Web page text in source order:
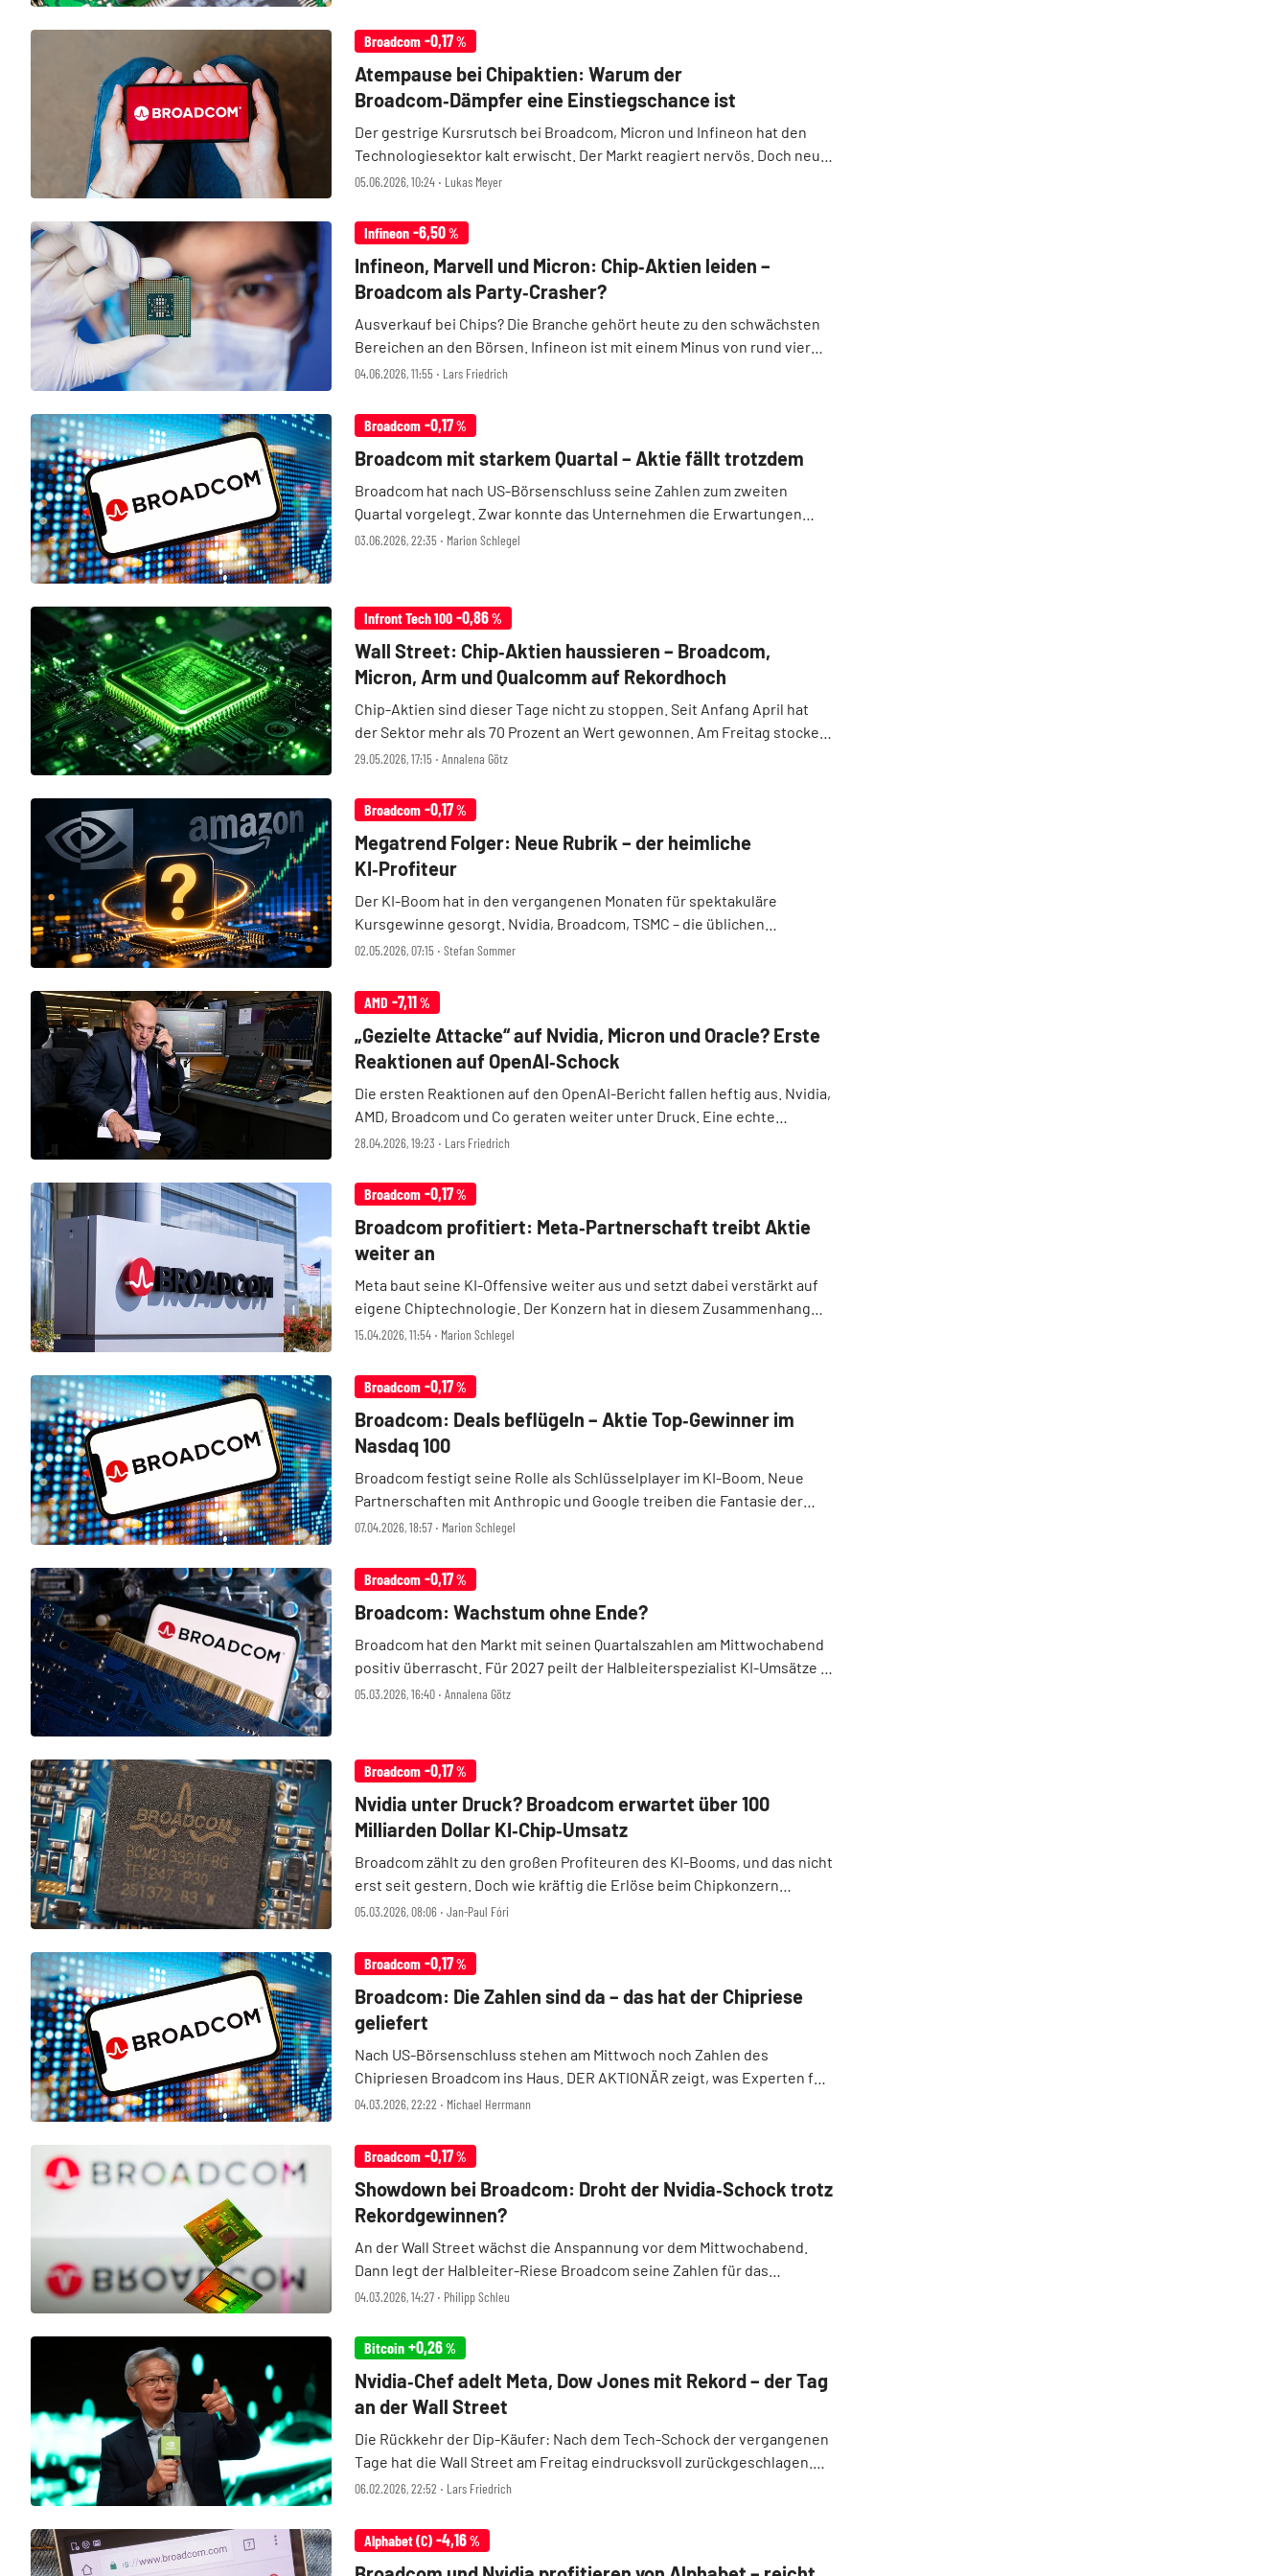
Broadcom -0,17%
05.06.2026, 10:24 ‧ Lukas Meyer
Atempause bei Chipaktien: Warum der
Broadcom‑Dämpfer eine Einstiegschance ist
Der gestrige Kursrutsch bei Broadcom, Micron und Infineon hat den
Technologiesektor kalt erwischt. Der Markt reagiert nervös. Doch neue
Daten des Branchenverbands SEMI zeigen das Gegenteil einer Krise.
Infineon -6,50%
04.06.2026, 11:55 ‧ Lars Friedrich
Infineon, Marvell und Micron: Chip‑Aktien leiden –
Broadcom als Party‑Crasher?
Ausverkauf bei Chips? Die Branche gehört heute zu den schwächsten
Bereichen an den Börsen. Infineon ist mit einem Minus von rund vier
Prozent bislang der DAX-Verlierer des Tages. ASML gerät ebenfalls
Broadcom -0,17%
03.06.2026, 22:35 ‧ Marion Schlegel
Broadcom mit starkem Quartal – Aktie fällt trotzdem
Broadcom hat nach US-Börsenschluss seine Zahlen zum zweiten
Quartal vorgelegt. Zwar konnte das Unternehmen die Erwartungen
leicht übertreffen, die Aktie geriet nachbörslich in einer ersten
Infront Tech 100 -0,86%
29.05.2026, 17:15 ‧ Annalena Götz
Wall Street: Chip‑Aktien haussieren – Broadcom,
Micron, Arm und Qualcomm auf Rekordhoch
Chip-Aktien sind dieser Tage nicht zu stoppen. Seit Anfang April hat
der Sektor mehr als 70 Prozent an Wert gewonnen. Am Freitag stocken
die Anleger bei Halbleiterwerten noch einmal auf. Mit Broadcom,
Broadcom -0,17%
02.05.2026, 07:15 ‧ Stefan Sommer
Megatrend Folger: Neue Rubrik – der heimliche
KI‑Profiteur
Der KI-Boom hat in den vergangenen Monaten für spektakuläre
Kursgewinne gesorgt. Nvidia, Broadcom, TSMC – die üblichen
Verdächtigen kennt mittlerweile jeder. Doch die wirklich interessanten
AMD -7,11%
28.04.2026, 19:23 ‧ Lars Friedrich
„Gezielte Attacke“ auf Nvidia, Micron und Oracle? Erste
Reaktionen auf OpenAI‑Schock
Die ersten Reaktionen auf den OpenAI-Bericht fallen heftig aus. Nvidia,
AMD, Broadcom und Co geraten weiter unter Druck. Eine echte
Gegenbewegung bleibt bei vielen Chip-Aktien auch Stunden nach
Broadcom -0,17%
15.04.2026, 11:54 ‧ Marion Schlegel
Broadcom profitiert: Meta‑Partnerschaft treibt Aktie
weiter an
Meta baut seine KI-Offensive weiter aus und setzt dabei verstärkt auf
eigene Chiptechnologie. Der Konzern hat in diesem Zusammenhang
die Partnerschaft mit Broadcom bis 2029 verlängert, um die
Broadcom -0,17%
07.04.2026, 18:57 ‧ Marion Schlegel
Broadcom: Deals beflügeln – Aktie Top‑Gewinner im
Nasdaq 100
Broadcom festigt seine Rolle als Schlüsselplayer im KI-Boom. Neue
Partnerschaften mit Anthropic und Google treiben die Fantasie der
Anleger an. Für den KI-Spezialisten Anthropic stellt Broadcom künftig
Broadcom -0,17%
05.03.2026, 16:40 ‧ Annalena Götz
Broadcom: Wachstum ohne Ende?
Broadcom hat den Markt mit seinen Quartalszahlen am Mittwochabend
positiv überrascht. Für 2027 peilt der Halbleiterspezialist KI-Umsätze in
Höhe von über 100 Milliarden Dollar an. Entsprechend rückt Broadcom
Broadcom -0,17%
05.03.2026, 08:06 ‧ Jan-Paul Fóri
Nvidia unter Druck? Broadcom erwartet über 100
Milliarden Dollar KI‑Chip‑Umsatz
Broadcom zählt zu den großen Profiteuren des KI-Booms, und das nicht
erst seit gestern. Doch wie kräftig die Erlöse beim Chipkonzern
inzwischen sprudeln, hat Anleger dennoch überrascht. Denn
Broadcom -0,17%
04.03.2026, 22:22 ‧ Michael Herrmann
Broadcom: Die Zahlen sind da – das hat der Chipriese
geliefert
Nach US-Börsenschluss stehen am Mittwoch noch Zahlen des
Chipriesen Broadcom ins Haus. DER AKTIONÄR zeigt, was Experten für
das Zahlenwerk des Konzerns erwartet hatten, ob Broadcom den
Broadcom -0,17%
04.03.2026, 14:27 ‧ Philipp Schleu
Showdown bei Broadcom: Droht der Nvidia‑Schock trotz
Rekordgewinnen?
An der Wall Street wächst die Anspannung vor dem Mittwochabend.
Dann legt der Halbleiter-Riese Broadcom seine Zahlen für das
abgelaufene Quartal vor. Die Erwartungen sind gewaltig, doch die
Bitcoin +0,26%
06.02.2026, 22:52 ‧ Lars Friedrich
Nvidia‑Chef adelt Meta, Dow Jones mit Rekord – der Tag
an der Wall Street
Die Rückkehr der Dip-Käufer: Nach dem Tech-Schock der vergangenen
Tage hat die Wall Street am Freitag eindrucksvoll zurückgeschlagen.
Der Dow Jones sprang um mehr als 1.200 Punkte nach oben und
Alphabet (C) -4,16%